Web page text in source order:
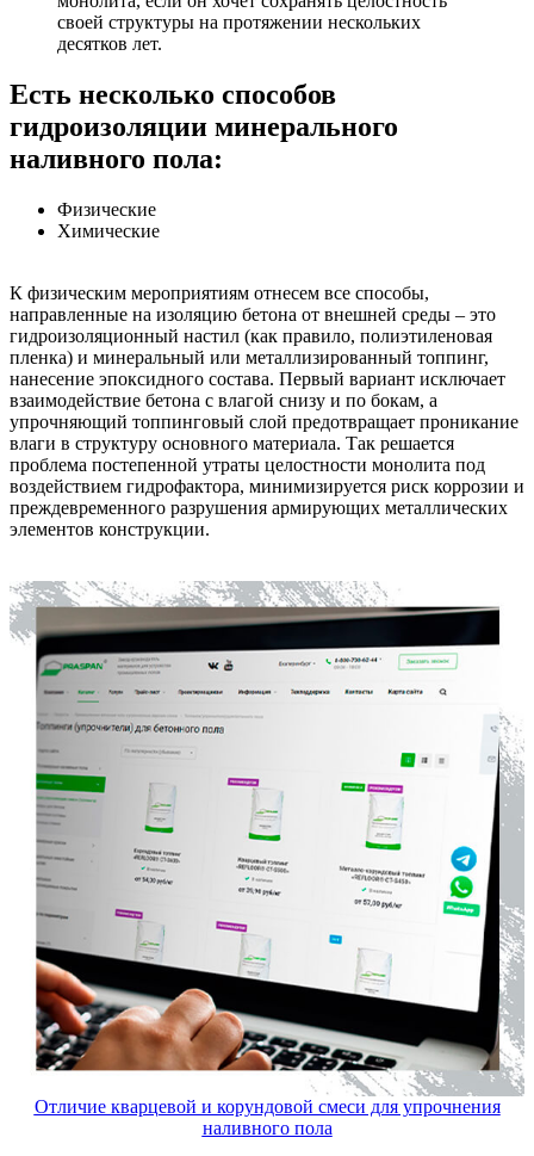
своей структуры на протяжении нескольких
десятков лет.
Есть несколько способов
гидроизоляции минерального
наливного пола:
Физические
Химические
К физическим мероприятиям отнесем все способы,
направленные на изоляцию бетона от внешней среды – это
гидроизоляционный настил (как правило, полиэтиленовая
пленка) и минеральный или металлизированный топпинг,
нанесение эпоксидного состава. Первый вариант исключает
взаимодействие бетона с влагой снизу и по бокам, а
упрочняющий топпинговый слой предотвращает проникание
влаги в структуру основного материала. Так решается
проблема постепенной утраты целостности монолита под
воздействием гидрофактора, минимизируется риск коррозии и
преждевременного разрушения армирующих металлических
элементов конструкции.
Отличие кварцевой и корундовой смеси для упрочнения
наливного пола